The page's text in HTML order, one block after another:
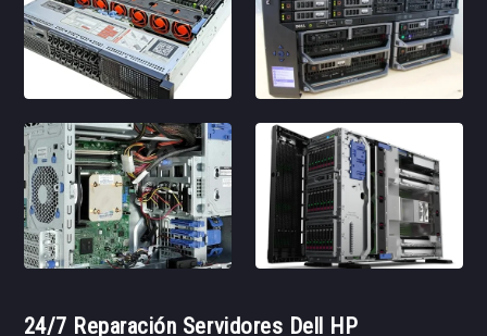
24/7 Reparación Servidores Dell HP